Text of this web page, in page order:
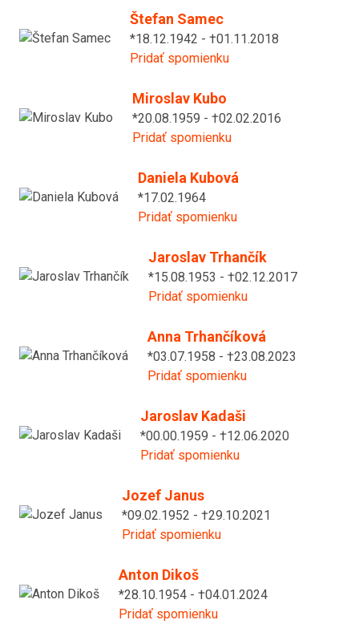
Štefan Samec
*18.12.1942 - †01.11.2018
Pridať spomienku
Miroslav Kubo
*20.08.1959 - †02.02.2016
Pridať spomienku
Daniela Kubová
*17.02.1964
Pridať spomienku
Jaroslav Trhančík
*15.08.1953 - †02.12.2017
Pridať spomienku
Anna Trhančíková
*03.07.1958 - †23.08.2023
Pridať spomienku
Jaroslav Kadaši
*00.00.1959 - †12.06.2020
Pridať spomienku
Jozef Janus
*09.02.1952 - †29.10.2021
Pridať spomienku
Anton Dikoš
*28.10.1954 - †04.01.2024
Pridať spomienku